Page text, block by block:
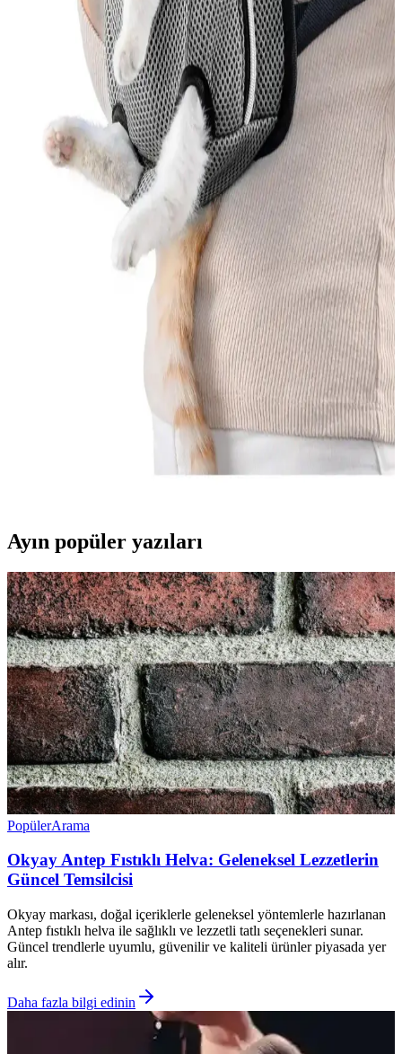
Kedi Tüy Dökmesini Azaltmak İçin Etkili İlaçlar ve
Güvenilir Yöntemler
Kedi tüy dökmesini azaltmak için veteriner onaylı ürünler, doğal
çözümler ve düzenli bakım önerileri hakkında bilgi edinin.
MEO Kedi Maması Ton Balık ve Deniz Taragı
İçeriğiyle Sağlıklı Beslenme Seçenekleri
MEO'nun ton balık ve deniz taragı içeren kedi mamaları, doğal ve
kaliteli içerikleriyle kedilerin sağlıklı gelişimini destekler, parlak tüy
ve güçlü bağışıklık sağlar.
Somon İçeriği Zengin Yavru Kedi Mamaları:
Sağlıklı ve Lezzetli Seçenekler
Yavru kedinizin sağlıklı büyümesi ve gelişimi için somon içeriği
zengin, doğal ve besleyici yavru kedi mamalarını tercih edin.
Omega-3 ve protein açısından yüksek içeriklerle kedinizin yaşam
Kedi Ana Kucağı Çantaları: Güvenli ve Konforlu
Kediniz Taşıma Çözümleri
Kedi ana kucağı çantaları, kedilerin güvenli ve konforlu taşınması
için hafif, dayanıklı ve hava geçirgen malzemelerle tasarlanmış
ürünlerdir. Bu çantalar, seyahatlerde ve veteriner ziyaretlerinde
Ayın popüler yazıları
PopülerArama
Okyay Antep Fıstıklı Helva: Geleneksel Lezzetlerin
Güncel Temsilcisi
Okyay markası, doğal içeriklerle geleneksel yöntemlerle hazırlanan
Antep fıstıklı helva ile sağlıklı ve lezzetli tatlı seçenekleri sunar.
Güncel trendlerle uyumlu, güvenilir ve kaliteli ürünler piyasada yer
alır.
Daha fazla bilgi edinin